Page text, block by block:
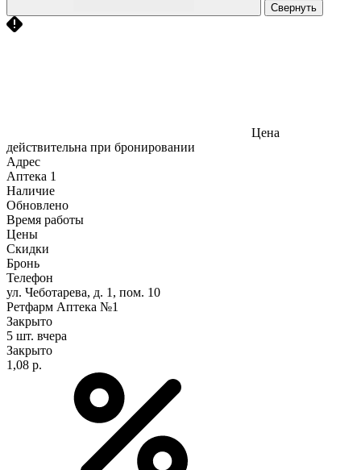
Свернуть
Цена
действительна при бронировании
Адрес
Аптека 1
Наличие
Обновлено
Время работы
Цены
Скидки
Бронь
Телефон
ул. Чеботарева, д. 1, пом. 10
Ретфарм Аптека №1
Закрыто
5 шт. вчера
Закрыто
1,08 р.